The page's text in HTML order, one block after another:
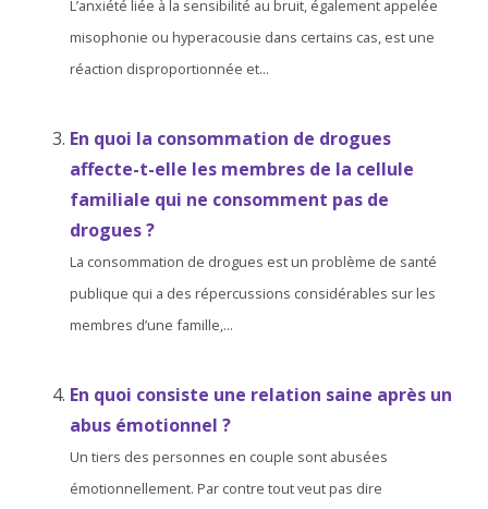
L’anxiété liée à la sensibilité au bruit, également appelée
misophonie ou hyperacousie dans certains cas, est une
réaction disproportionnée et...
En quoi la consommation de drogues
affecte-t-elle les membres de la cellule
familiale qui ne consomment pas de
drogues ?
La consommation de drogues est un problème de santé
publique qui a des répercussions considérables sur les
membres d’une famille,...
En quoi consiste une relation saine après un
abus émotionnel ?
Un tiers des personnes en couple sont abusées
émotionnellement. Par contre tout veut pas dire